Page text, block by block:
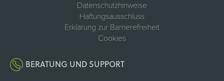
Datenschutzhinweise
Haftungsausschluss
Erklärung zur Barrierefreiheit
Cookies
BERATUNG UND SUPPORT